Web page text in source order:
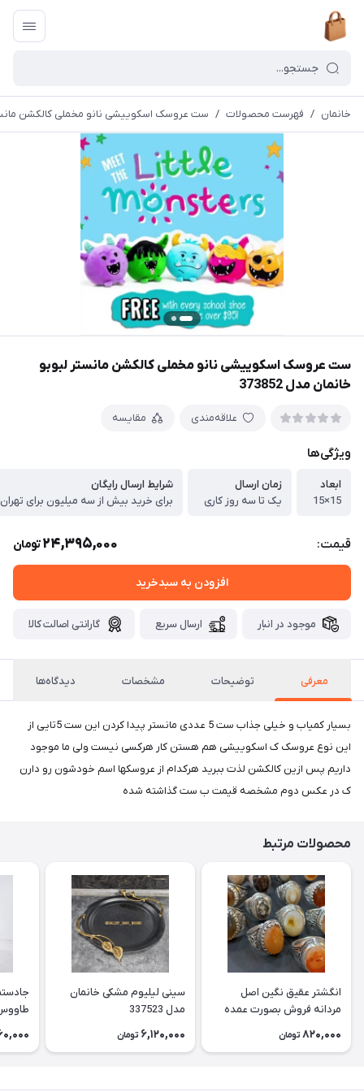
خانمان / فهرست محصولات / ست عروسک اسکوییشی نانو مخملی کالکشن مانستر
ست عروسک اسکوییشی نانو مخملی کالکشن مانستر لبوبو
خانمان مدل 373852
علاقه‌مندی مقایسه
ویژگی‌ها
ابعاد
15×15
زمان ارسال
یک تا سه روز کاری
شرایط ارسال رایگان
برای خرید بیش از سه میلیون برای تهران
قیمت: 24,395,000تومان
افزودن به سبدخرید
موجود در انبار ارسال سریع گارانتی اصالت کالا
معرفی توضیحات مشخصات دیدگاه‌ها
بسیار کمیاب و خیلی جذاب ست 5 عددی مانستر پیدا کردن این ست 5تایی از
این نوع عروسک ک اسکوییشی هم هستن کار هرکسی نیست ولی ما موجود
داریم پس ازین کالکشن لذت ببرید هرکدام از عروسکها اسم خودشون رو دارن
ک در عکس دوم مشخصه قیمت ب ست گذاشته شده
محصولات مرتبط
انگشتر عقیق نگین اصل
مردانه فروش بصورت عمده
3عدد هست فروش بصورت
820,000 تومان
سینی لیلیوم مشکی خانمان
مدل 337523
6,120,000 تومان